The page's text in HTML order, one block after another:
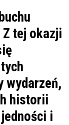
tej okazji
wydarzeń,
historii
i